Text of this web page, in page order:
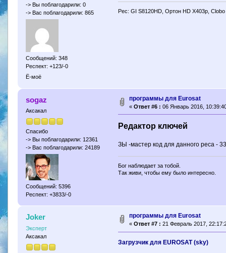
-> Вы поблагодарили: 0
-> Вас поблагодарили: 865
Сообщений: 348
Респект: +123/-0
Ё-моё
Рес: GI S8120HD, Ортон HD X403p,
sogaz
Аксакал
Спасибо
-> Вы поблагодарили: 12361
-> Вас поблагодарили: 24189
Сообщений: 5396
Респект: +3833/-0
программы для Еurosat
« Ответ #6 : 06 Январь 2016,
Редактор ключей
ЗЫ -мастер код для данного реса -
Бог наблюдает за тобой.
Так живи, чтобы ему было интересно.
Joker
Эксперт
Аксакал
программы для Еurosat
« Ответ #7 : 21 Февраль 2017,
Загрузчик для EUROSAT (sky)